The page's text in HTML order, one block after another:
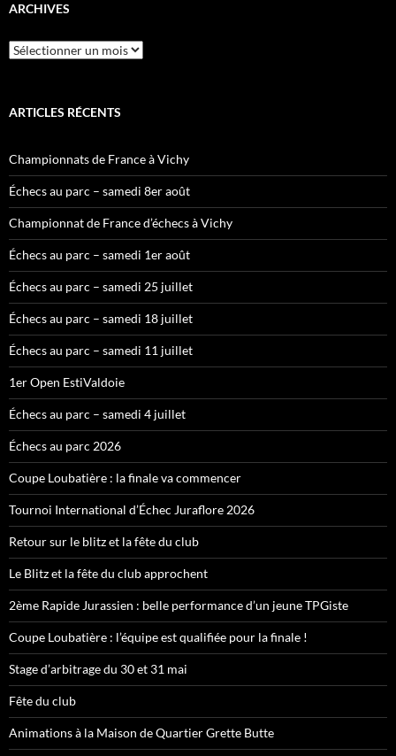
ARCHIVES
Archives
ARTICLES RÉCENTS
Championnats de France à Vichy
Échecs au parc – samedi 8er août
Championnat de France d’échecs à Vichy
Échecs au parc – samedi 1er août
Échecs au parc – samedi 25 juillet
Échecs au parc – samedi 18 juillet
Échecs au parc – samedi 11 juillet
1er Open EstiValdoie
Échecs au parc – samedi 4 juillet
Échecs au parc 2026
Coupe Loubatière : la finale va commencer
Tournoi International d’Échec Juraflore 2026
Retour sur le blitz et la fête du club
Le Blitz et la fête du club approchent
2ème Rapide Jurassien : belle performance d’un jeune TPGiste
Coupe Loubatière : l’équipe est qualifiée pour la finale !
Stage d’arbitrage du 30 et 31 mai
Fête du club
Animations à la Maison de Quartier Grette Butte